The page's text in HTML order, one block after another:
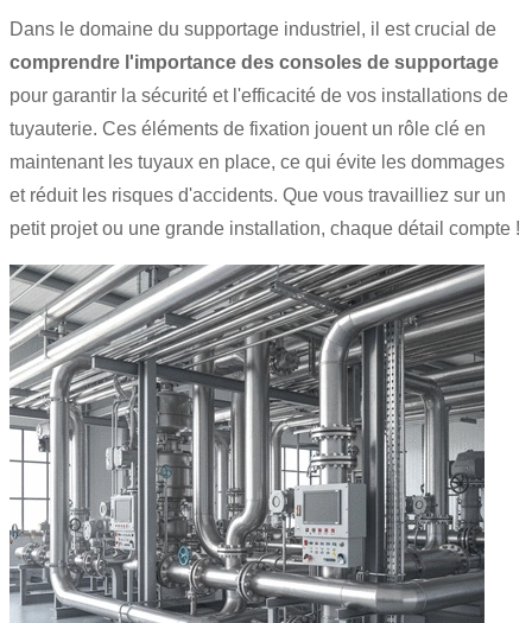
Dans le domaine du supportage industriel, il est crucial de
comprendre l'importance des consoles de supportage
pour garantir la sécurité et l'efficacité de vos installations de
tuyauterie. Ces éléments de fixation jouent un rôle clé en
maintenant les tuyaux en place, ce qui évite les dommages
et réduit les risques d'accidents. Que vous travailliez sur un
petit projet ou une grande installation, chaque détail compte !